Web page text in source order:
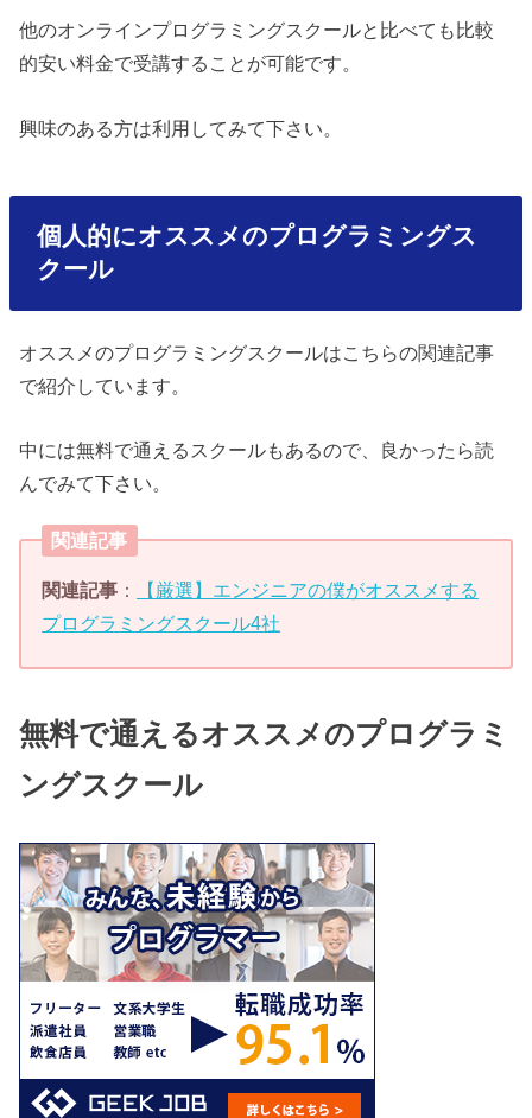
他のオンラインプログラミングスクールと比べても比較
的安い料金で受講することが可能です。
興味のある方は利用してみて下さい。
個人的にオススメのプログラミングス
クール
オススメのプログラミングスクールはこちらの関連記事
で紹介しています。
中には無料で通えるスクールもあるので、良かったら読
んでみて下さい。
関連記事
関連記事 ：
【厳選】エンジニアの僕がオススメする
プログラミングスクール4社
無料で通えるオススメのプログラミ
ングスクール